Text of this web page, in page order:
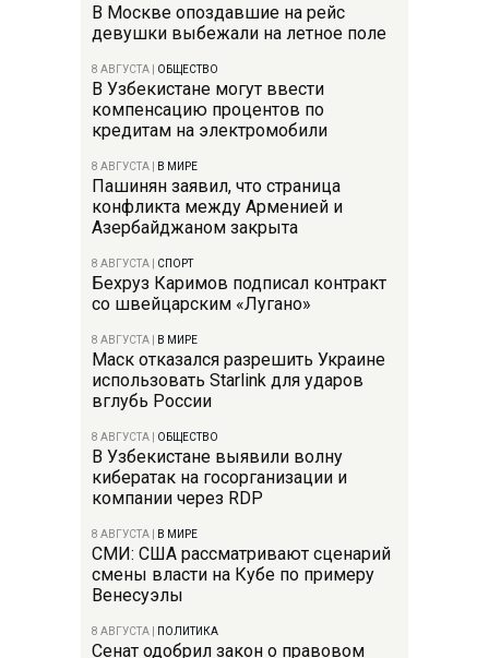
В Москве опоздавшие на рейс
девушки выбежали на летное поле
8 АВГУСТА ОБЩЕСТВО
В Узбекистане могут ввести
компенсацию процентов по
кредитам на электромобили
8 АВГУСТА В МИРЕ
Пашинян заявил, что страница
конфликта между Арменией и
Азербайджаном закрыта
8 АВГУСТА СПОРТ
Бехруз Каримов подписал контракт
со швейцарским «Лугано»
8 АВГУСТА В МИРЕ
Маск отказался разрешить Украине
использовать Starlink для ударов
вглубь России
8 АВГУСТА ОБЩЕСТВО
В Узбекистане выявили волну
кибератак на госорганизации и
компании через RDP
8 АВГУСТА В МИРЕ
СМИ: США рассматривают сценарий
смены власти на Кубе по примеру
Венесуэлы
8 АВГУСТА ПОЛИТИКА
Сенат одобрил закон о правовом